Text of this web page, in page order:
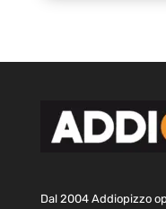
Dal 2004 Addiopizzo